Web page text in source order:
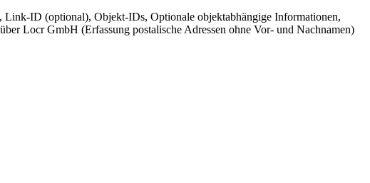
ID (optional), Objekt-IDs, Optionale objektabhängige Informationen,
Locr GmbH (Erfassung postalische Adressen ohne Vor- und Nachnamen)